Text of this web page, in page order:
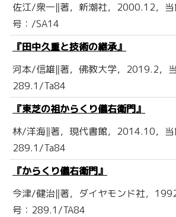
佐江/衆一‖著，新潮社，2000.12，当
号：/SA14
『田中久重と技術の継承』
河本/信雄‖著，佛教大学，2019.2，
289.1/Ta84
『東芝の祖からくり儀右衛門』
林/洋海‖著，現代書館，2014.10，当
289.1/Ta84
『からくり儀右衛門』
今津/健治‖著，ダイヤモンド社，
号：289.1/TA84